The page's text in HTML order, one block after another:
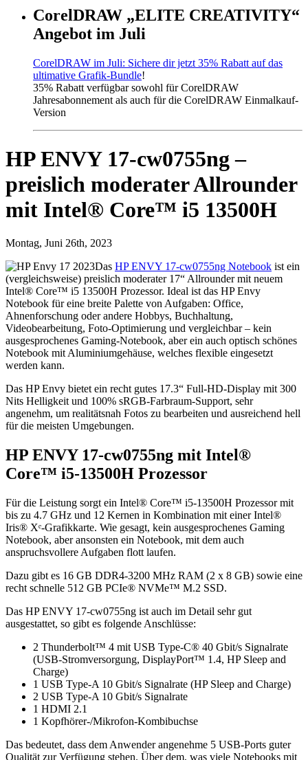
CorelDRAW „ELITE CREATIVITY“
Angebot im Juli
CorelDRAW im Juli: Sichere dir jetzt 35% Rabatt auf das
ultimative Grafik-Bundle!
35% Rabatt verfügbar sowohl für CorelDRAW
Jahresabonnement als auch für die CorelDRAW Einmalkauf-
Version
HP ENVY 17-cw0755ng –
preislich moderater Allrounder
mit Intel® Core™ i5 13500H
Montag, Juni 26th, 2023
Das HP ENVY 17-cw0755ng Notebook ist ein
(vergleichsweise) preislich moderater 17“ Allrounder mit neuem
Intel® Core™ i5 13500H Prozessor. Ideal ist das HP Envy
Notebook für eine breite Palette von Aufgaben: Office,
Ahnenforschung oder andere Hobbys, Buchhaltung,
Videobearbeitung, Foto-Optimierung und vergleichbar – kein
ausgesprochenes Gaming-Notebook, aber ein auch optisch schönes
Notebook mit Aluminiumgehäuse, welches flexible eingesetzt
werden kann.
Das HP Envy bietet ein recht gutes 17.3“ Full-HD-Display mit 300
Nits Helligkeit und 100% sRGB-Farbraum-Support, sehr
angenehm, um realitätsnah Fotos zu bearbeiten und ausreichend hell
für die meisten Umgebungen.
HP ENVY 17-cw0755ng mit Intel®
Core™ i5-13500H Prozessor
Für die Leistung sorgt ein Intel® Core™ i5-13500H Prozessor mit
bis zu 4.7 GHz und 12 Kernen in Kombination mit einer Intel®
Iris® Xᵉ-Grafikkarte. Wie gesagt, kein ausgesprochenes Gaming
Notebook, aber ansonsten ein Notebook, mit dem auch
anspruchsvollere Aufgaben flott laufen.
Dazu gibt es 16 GB DDR4-3200 MHz RAM (2 x 8 GB) sowie eine
recht schnelle 512 GB PCIe® NVMe™ M.2 SSD.
Das HP ENVY 17-cw0755ng ist auch im Detail sehr gut
ausgestattet, so gibt es folgende Anschlüsse:
2 Thunderbolt™ 4 mit USB Type-C® 40 Gbit/s Signalrate
(USB-Stromversorgung, DisplayPort™ 1.4, HP Sleep and
Charge)
1 USB Type-A 10 Gbit/s Signalrate (HP Sleep and Charge)
2 USB Type-A 10 Gbit/s Signalrate
1 HDMI 2.1
1 Kopfhörer-/Mikrofon-Kombibuchse
Das bedeutet, dass dem Anwender angenehme 5 USB-Ports guter
Qualität zur Verfügung stehen. Über dem, was viele Notebooks mit